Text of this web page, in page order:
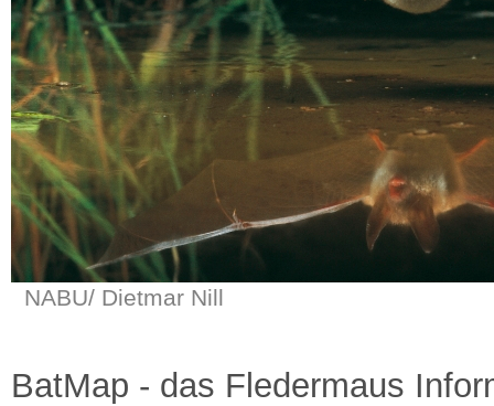
NABU/ Dietmar Nill
BatMap - das Fledermaus